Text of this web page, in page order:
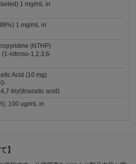
1 mg/mL in
1 mg/mL in
(NTHP)
(1-nitroso-1,2,3,6-
Acid (10 mg)
triyl)triacetic acid)
100 ug/mL in
】